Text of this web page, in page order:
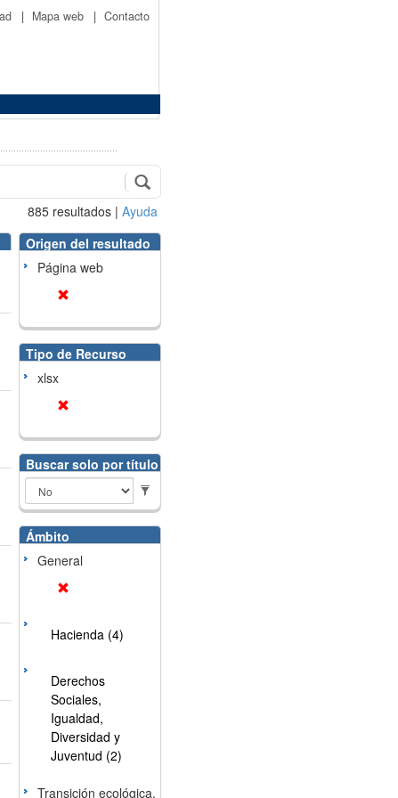
| Mapa web | Contacto
885 resultados | Ayuda
Origen del resultado
Página web
Tipo de Recurso
xlsx
Buscar solo por título
Ámbito
General
Hacienda (4)
Derechos
Sociales,
Igualdad,
Diversidad y
Juventud (2)
Transición ecológica,